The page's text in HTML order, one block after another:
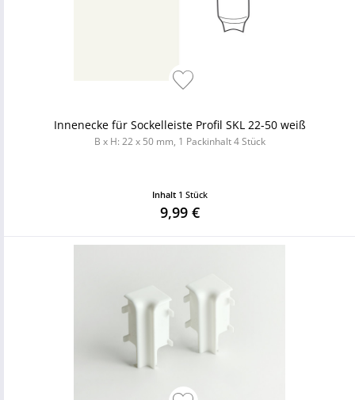
Innenecke für Sockelleiste Profil SKL 22-50 weiß
B x H: 22 x 50 mm, 1 Packinhalt 4 Stück
Inhalt 1 Stück
9,99 €